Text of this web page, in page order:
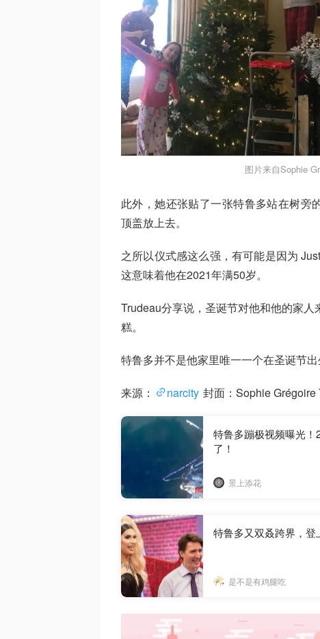
图片来自Sophie
此外，她还张贴了一张特鲁多站在树旁
顶盖放上去。
之所以仪式感这么强，有可能是因为
这意味着他在2021年满50岁。
Trudeau分享说，圣诞节对他和他的家
糕。
特鲁多并不是他家里唯一一个在圣诞节
来源： narcity 封面：Sophie
特鲁多蹦极视频曝光
了！
景上添花
特鲁多又双叒跨界，登
是不是有鸡腿吃